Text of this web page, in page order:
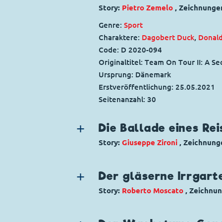
Story: Pietro Zemelo,
Genre: Sport
Charaktere: Dagobert Duck,
Code: D 2020-094
Originaltitel: Team On Tour II: A
Ursprung: Dänemark
Erstveröffentlichung: 25.05.2021
Seitenanzahl: 30
Die Ballade eines
Story: Giuseppe Zironi,
Charaktere: Micky Maus,Minnie
Code: I TL 3270-2
Originaltitel: Topolino e le notti
Der gläserne
Story: Roberto Moscato,
Charaktere:Dagobert Duck ,